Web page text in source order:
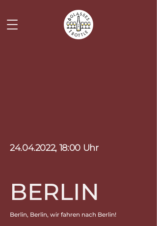
24.04.2022, 18:00 Uhr
BERLIN
Berlin, Berlin, wir fahren nach Berlin!